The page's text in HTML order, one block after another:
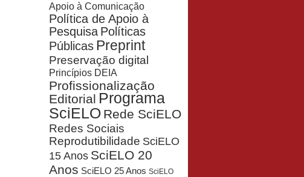
Apoio à Comunicação
Política de Apoio à
Pesquisa Políticas
Públicas Preprint
Preservação digital
Princípios DEIA
Profissionalização
Editorial Programa
SciELO Rede SciELO
Redes Sociais
Reprodutibilidade SciELO
15 Anos SciELO 20
Anos SciELO 25 Anos SciELO